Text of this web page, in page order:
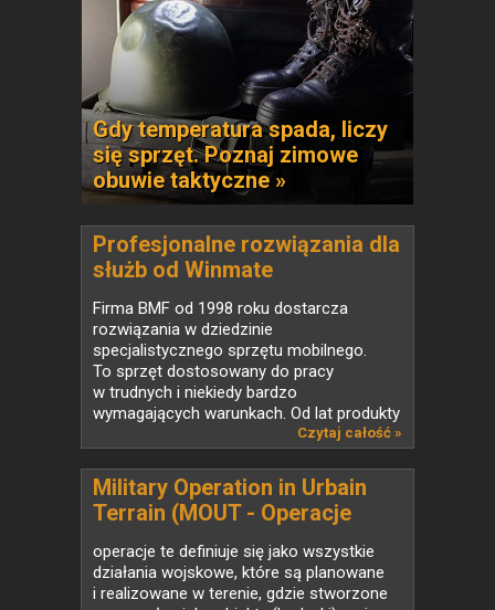
Gdy temperatura spada, liczy
się sprzęt. Poznaj zimowe
obuwie taktyczne »
Profesjonalne rozwiązania dla
służb od Winmate
Firma BMF od 1998 roku dostarcza
rozwiązania w dziedzinie
specjalistycznego sprzętu mobilnego.
To sprzęt dostosowany do pracy
w trudnych i niekiedy bardzo
wymagających warunkach. Od lat produkty
Czytaj całość »
Military Operation in Urbain
Terrain (MOUT - Operacje
wojskowe w terenie
zurbanizowanym)
operacje te definiuje się jako wszystkie
działania wojskowe, które są planowane
i realizowane w terenie, gdzie stworzone